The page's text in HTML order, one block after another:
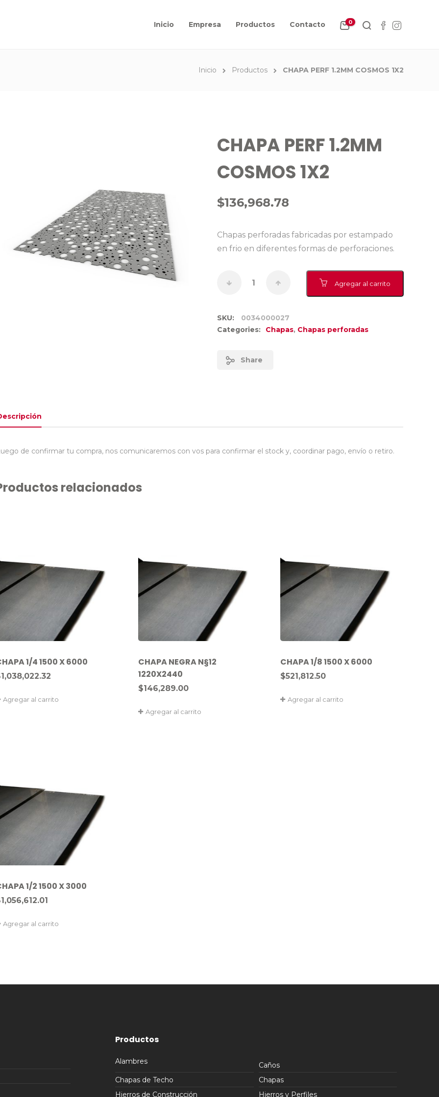
Inicio Empresa Productos Contacto 0
Inicio Productos CHAPA PERF 1.2MM COSMOS 1X2
CHAPA PERF 1.2MM
COSMOS 1X2
$136,968.78
Chapas perforadas fabricadas por estampado
en frio en diferentes formas de perforaciones.
Agregar al carrito
SKU:
0034000027
Categories:
Chapas, Chapas perforadas
Share
de confirmar tu compra, nos comunicaremos con vos para confirmar el stock y, coordinar pago, envío o retiro.
relacionados
1/4 1500 X 6000
1,038,022.32
Agregar al carrito
CHAPA NEGRA N§12
1220X2440
$146,289.00
Agregar al carrito
CHAPA 1/8 1500 X 6000
$521,812.50
Agregar al carrito
1/2 1500 X 3000
1,056,612.01
Agregar al carrito
Productos
Alambres
Caños
Chapas de Techo
Chapas
Hierros de Construcción
Hierros y Perfiles